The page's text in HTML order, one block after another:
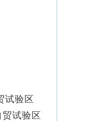
验区
试验区